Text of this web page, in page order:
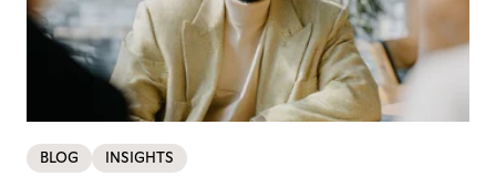
BLOG INSIGHTS